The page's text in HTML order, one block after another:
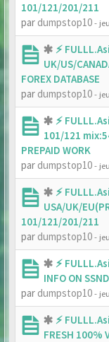
101/121/201/211
par dumpstop10-
⚡
UK/US/
FOREX DATABASE
par dumpstop10-
⚡
101/121
PREPAID WORK
par dumpstop10-
⚡
USA/UK/
101/121/201/211
par dumpstop10-
⚡
INFO ON
par dumpstop10-
⚡
FRESH 100%